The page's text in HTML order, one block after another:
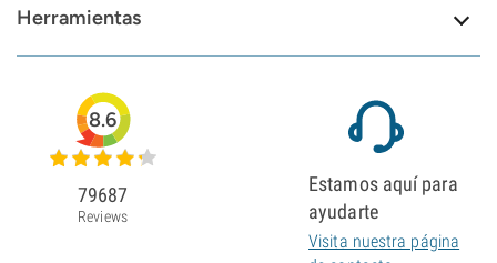
Herramientas
8.6
79687
Reviews
Estamos aquí para
ayudarte
Visita nuestra página